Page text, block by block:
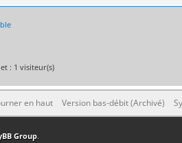
: 1 visiteur(s)
en haut Version bas-débit (Archivé)
Group.